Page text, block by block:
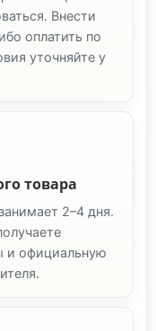
Внести
оплатить по
уточняйте у
товара
2–4 дня.
и официальную